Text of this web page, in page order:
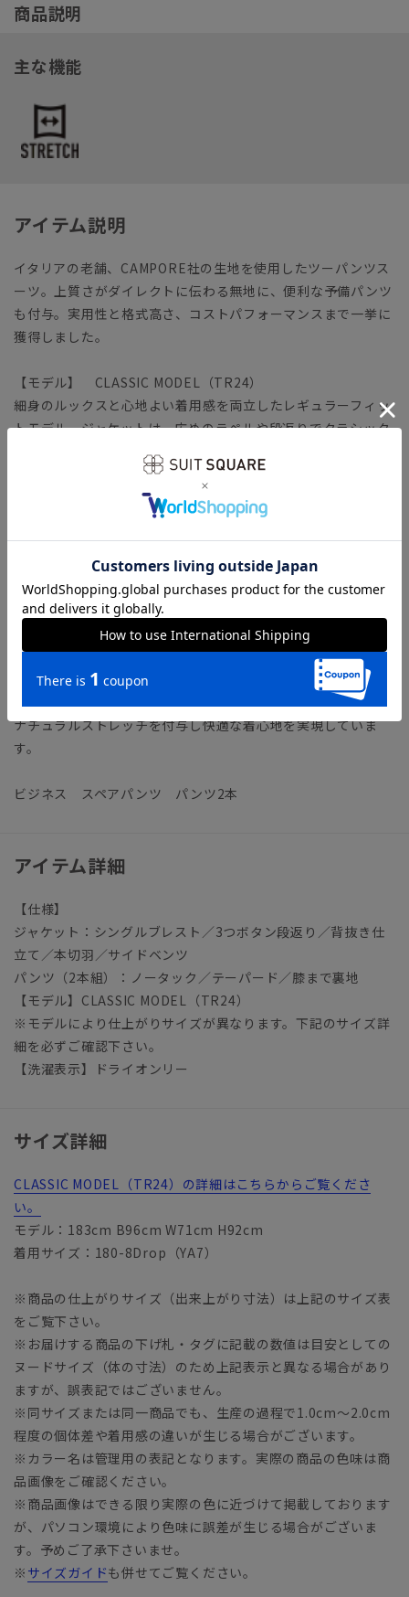
商品説明
主な機能
アイテム説明
イタリアの老舗、CAMPORE社の生地を使用したツーパンツス
ーツ。上質さがダイレクトに伝わる無地に、便利な予備パンツ
も付与。実用性と格式高さ、コストパフォーマンスまで一挙に
獲得しました。
【モデル】 CLASSIC MODEL（TR24）
細身のルックスと心地よい着用感を両立したレギュラーフィッ
トモデル。ジャケットは、広めのラペルや段返りでクラシック
に。背幅を広く取る“前肩”パターンや前振りにした袖付けな
ど、高度な技術で逞しいフォルムを構築します。ヒップ～ワタ
リに余裕を持たせたテーパードパンツを合わせました。
「CLASSIC MODEL（クラシック・モデル）」とは？
【生地ブランド】 LANIFICIO CAMPORE（ラニフィシオ・カ
ンポーレ）
19世紀に創業したイタリアの老舗生地メーカー。強豪がひしめ
き合うビエラ地区で、長年に渡り高品質素材を提供し続けてい
ます。
さらりとしたタッチと軽量感、通気性の良さが魅力のトロピカ
ル生地を使用。イタリア素材ならではの高級感のある生地に、
ナチュラルストレッチを付与し快適な着心地を実現していま
す。
ビジネス スペアパンツ パンツ2本
アイテム詳細
【仕様】
ジャケット：シングルブレスト／3つボタン段返り／背抜き仕
立て／本切羽／サイドベンツ
パンツ（2本組）：ノータック／テーパード／膝まで裏地
【モデル】CLASSIC MODEL（TR24）
※モデルにより仕上がりサイズが異なります。下記のサイズ詳
細を必ずご確認下さい。
【洗濯表示】ドライオンリー
サイズ詳細
CLASSIC MODEL（TR24）の詳細はこちらからご覧くださ
い。
モデル：183cm B96cm W71cm H92cm
着用サイズ：180-8Drop（YA7）
※商品の仕上がりサイズ（出来上がり寸法）は上記のサイズ表
をご覧下さい。
※お届けする商品の下げ札・タグに記載の数値は目安としての
ヌードサイズ（体の寸法）のため上記表示と異なる場合があり
ますが、誤表記ではございません。
※同サイズまたは同一商品でも、生産の過程で1.0cm～2.0cm
程度の個体差や着用感の違いが生じる場合がございます。
※カラー名は管理用の表記となります。実際の商品の色味は商
品画像をご確認ください。
※商品画像はできる限り実際の色に近づけて掲載しております
が、パソコン環境により色味に誤差が生じる場合がございま
す。予めご了承下さいませ。
※ サイズガイドも併せてご覧ください。